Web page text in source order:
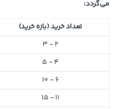
می‌گردد:
تعداد خرید (بازه خرید)
2 - 3
4 - 5
6 - 10
11 - 15